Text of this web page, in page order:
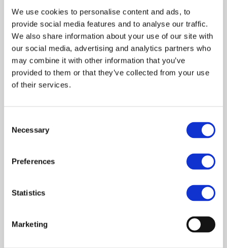
We use cookies to personalise content and ads, to
provide social media features and to analyse our traffic.
We also share information about your use of our site with
our social media, advertising and analytics partners who
may combine it with other information that you’ve
provided to them or that they’ve collected from your use
of their services.
Selection
Necessary
Preferences
Statistics
Marketing
Transferir información de cuenta
anterior a CASIO ID
Transferir información de cuenta desde la